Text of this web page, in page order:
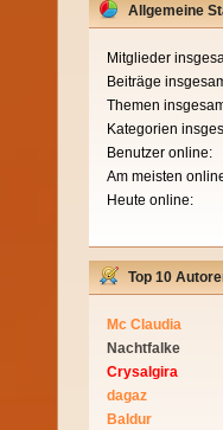
Allgemeine
Mitglieder
Beiträge
Themen
Kategorien
Benutzer online:
Am meisten
Heute online:
Top 10
Mc Claudia
Nachtfalke
Crysalgira
dagaz
Baldur